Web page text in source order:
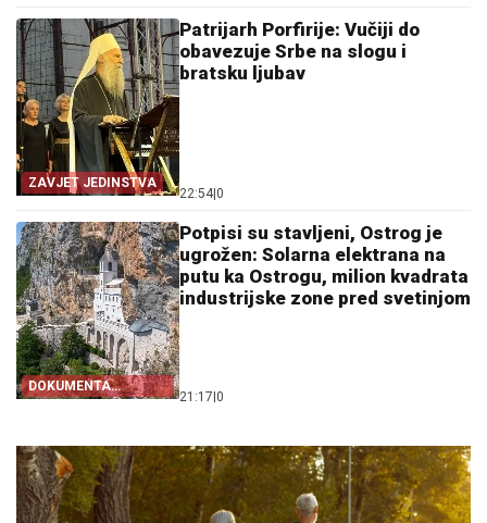
ZAVJET JEDINSTVA
Patrijarh Porfirije: Vučiji do
obavezuje Srbe na slogu i
bratsku ljubav
22:54 0
DOKUMENTA
OTKRIVAJU
Potpisi su stavljeni, Ostrog je
ugrožen: Solarna elektrana na
putu ka Ostrogu, milion kvadrata
industrijske zone pred svetinjom
21:17 0